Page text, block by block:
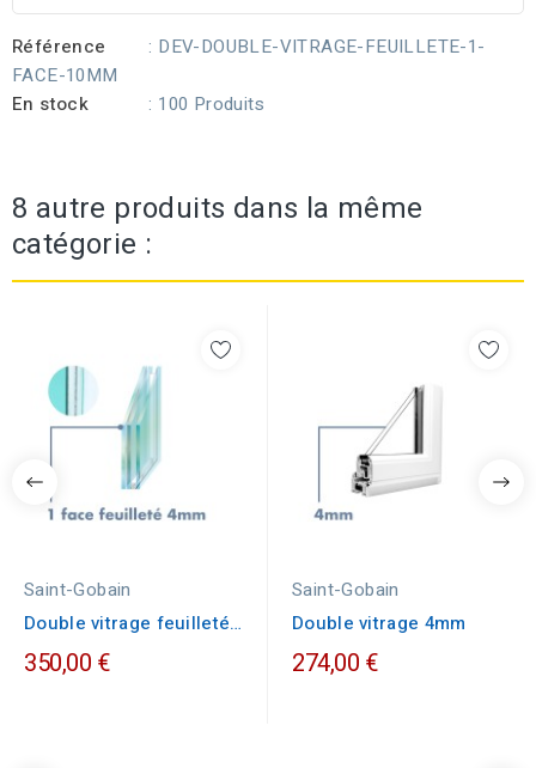
Référence
: DEV-DOUBLE-VITRAGE-FEUILLETE-1-
FACE-10MM
En stock
: 100 Produits
8 autre produits dans la même
catégorie :
Saint-Gobain
Double vitrage feuilleté
1 face 4mm
350,00 €
Saint-Gobain
Double vitrage 4mm
274,00 €